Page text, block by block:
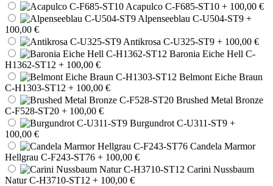
Acapulco C-F685-ST10 + 100,00 €
Alpenseeblau C-U504-ST9 +
100,00 €
Antikrosa C-U325-ST9 + 100,00 €
Baronia Eiche Hell C-
H1362-ST12 + 100,00 €
Belmont Eiche Braun
C-H1303-ST12 + 100,00 €
Brushed Metal Bronze
C-F528-ST20 + 100,00 €
Burgundrot C-U311-ST9 +
100,00 €
Candela Marmor
Hellgrau C-F243-ST76 + 100,00 €
Carini Nussbaum
Natur C-H3710-ST12 + 100,00 €